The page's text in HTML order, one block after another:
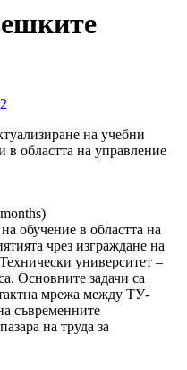
на учебни
в областта на управление
обучение в областта на
чрез изграждане на
университет –
Основните задачи са
мрежа между ТУ-
съвременните
на труда за